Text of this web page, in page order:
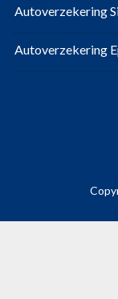
Autoverzekering
Autoverzekering